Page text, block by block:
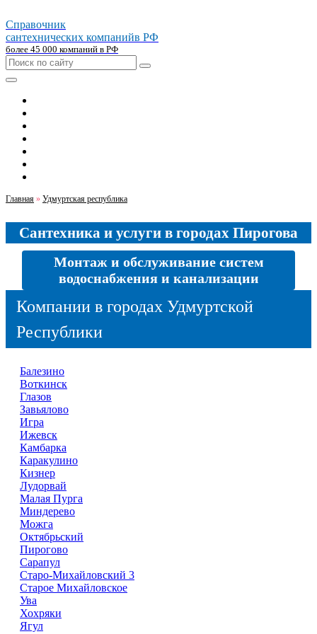
Справочник
сантехнических компанийв РФ
более 45 000 компаний в РФ
Главная » Удмуртская республика
Сантехника и услуги в городах Пирогова
Монтаж и обслуживание систем
водоснабжения и канализации
Компании в городах Удмуртской
Республики
Балезино
Воткинск
Глазов
Завьялово
Игра
Ижевск
Камбарка
Каракулино
Кизнер
Лудорвай
Малая Пурга
Миндерево
Можга
Октябрьский
Пирогово
Сарапул
Старо-Михайловский 3
Старое Михайловское
Ува
Хохряки
Ягул